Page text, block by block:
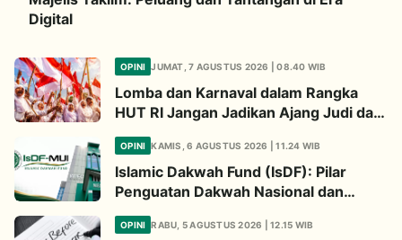
Digital
OPINI JUMAT, 7 AGUSTUS 2026 | 08.40 WIB
Lomba dan Karnaval dalam Rangka
HUT RI Jangan Jadikan Ajang Judi dan
OPINI KAMIS, 6 AGUSTUS 2026 | 11.24 WIB
Islamic Dakwah Fund (IsDF): Pilar
Penguatan Dakwah Nasional dan
OPINI RABU, 5 AGUSTUS 2026 | 12.15 WIB